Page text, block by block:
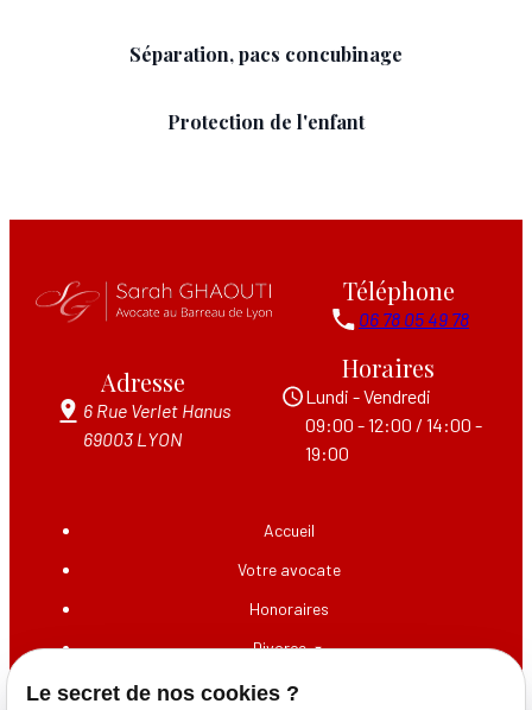
Séparation, pacs concubinage
Protection de l'enfant
Téléphone
06 78 05 49 78
Adresse
6 Rue Verlet Hanus
69003 LYON
Horaires
Lundi - Vendredi
09:00 - 12:00 / 14:00 -
19:00
Accueil
Votre avocate
Honoraires
Divorce
Droit de la famille
Le secret de nos cookies ?